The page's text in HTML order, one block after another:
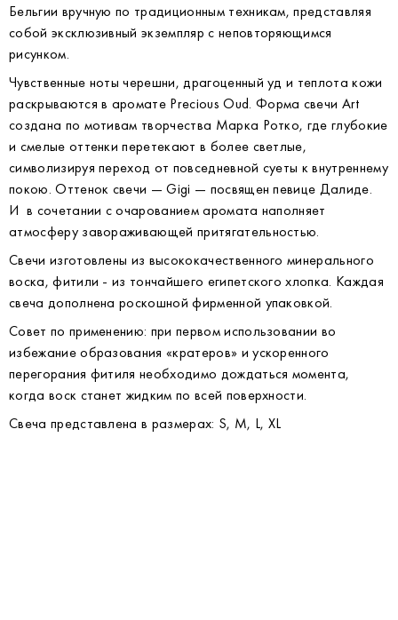
Бельгии вручную по традиционным техникам, представляя
собой эксклюзивный экземпляр с неповторяющимся
рисунком.
Чувственные ноты черешни, драгоценный уд и теплота кожи
раскрываются в аромате Precious Oud. Форма свечи Art
создана по мотивам творчества Марка Ротко, где глубокие
и смелые оттенки перетекают в более светлые,
символизируя переход от повседневной суеты к внутреннему
покою. Оттенок свечи — Gigi — посвящен певице Далиде.
И в сочетании с очарованием аромата наполняет
атмосферу завораживающей притягательностью.
Свечи изготовлены из высококачественного минерального
воска, фитили - из тончайшего египетского хлопка. Каждая
свеча дополнена роскошной фирменной упаковкой.
Совет по применению: при первом использовании во
избежание образования «кратеров» и ускоренного
перегорания фитиля необходимо дождаться момента,
когда воск станет жидким по всей поверхности.
Свеча представлена в размерах: S, M, L, XL